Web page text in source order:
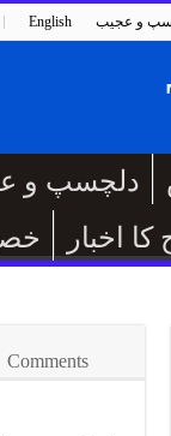
English و عجیب
دلچسپ و
کا اخبار
Comments